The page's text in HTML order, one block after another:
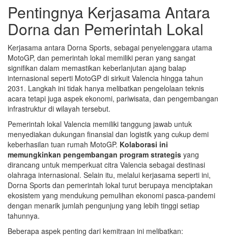
Pentingnya Kerjasama Antara
Dorna dan Pemerintah Lokal
Kerjasama antara Dorna Sports, sebagai penyelenggara utama
MotoGP, dan pemerintah lokal memiliki peran yang sangat
signifikan dalam memastikan keberlanjutan ajang balap
internasional seperti MotoGP di sirkuit Valencia hingga tahun
2031. Langkah ini tidak hanya melibatkan pengelolaan teknis
acara tetapi juga aspek ekonomi, pariwisata, dan pengembangan
infrastruktur di wilayah tersebut.
Pemerintah lokal Valencia memiliki tanggung jawab untuk
menyediakan dukungan finansial dan logistik yang cukup demi
keberhasilan tuan rumah MotoGP. Kolaborasi ini
memungkinkan pengembangan program strategis yang
dirancang untuk memperkuat citra Valencia sebagai destinasi
olahraga internasional. Selain itu, melalui kerjasama seperti ini,
Dorna Sports dan pemerintah lokal turut berupaya menciptakan
ekosistem yang mendukung pemulihan ekonomi pasca-pandemi
dengan menarik jumlah pengunjung yang lebih tinggi setiap
tahunnya.
Beberapa aspek penting dari kemitraan ini melibatkan: